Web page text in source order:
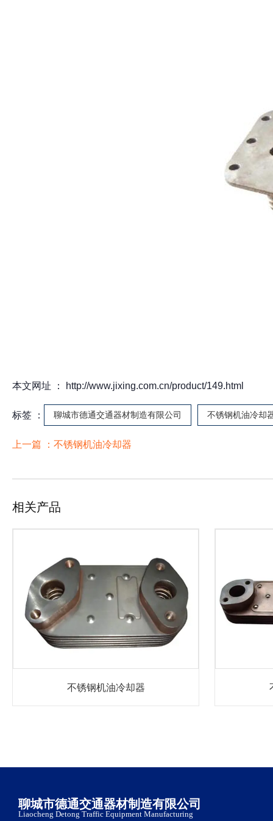
本文网址 ： http://www.jixing.com.cn/product/149.html
标签 ： 聊城市德通交通器材制造有限公司 不锈钢机油冷却
上一篇 ： 不锈钢机油冷却器
相关产品
不锈钢机油冷却器
聊城市德通交通器材制造有限公司
Liaocheng Detong Traffic Equipment Manufacturing